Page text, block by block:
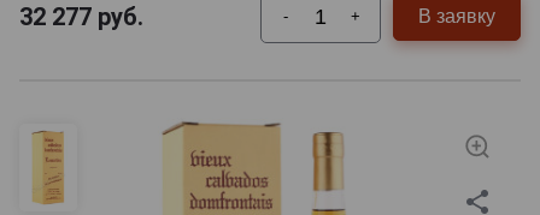
32 277 руб. - + В заявку